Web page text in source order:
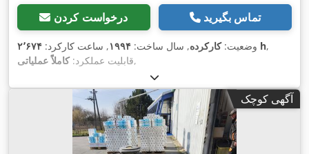
درخواست کردن تماس بگیرید
وضعیت:کارکرده, سال ساخت: ۱۹۹۴, ساعت کارکرد: ۲٬۶۷۴ h,
قابلیت عملکرد:کاملاً عملیاتی ,
آگهی کوچک